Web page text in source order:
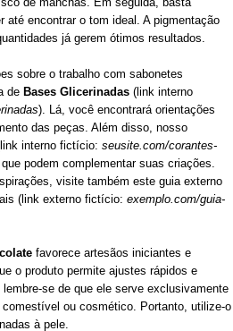
até encontrar o tom ideal. A pigmentação
já gerem ótimos resultados.
sobre o trabalho com sabonetes
de Bases Glicerinadas (link interno
). Lá, você encontrará orientações
das peças. Além disso, nosso
interno fictício: seusite.com/corantes-
podem complementar suas criações.
visite também este guia externo
(link externo fictício: exemplo.com/guia-
favorece artesãos iniciantes e
o produto permite ajustes rápidos e
se de que ele serve exclusivamente
ou cosmético. Portanto, utilize-o
à pele.